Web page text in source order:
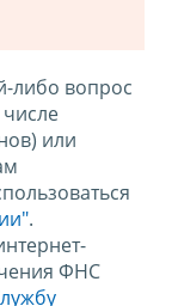
либо вопрос
или
.
ФНС